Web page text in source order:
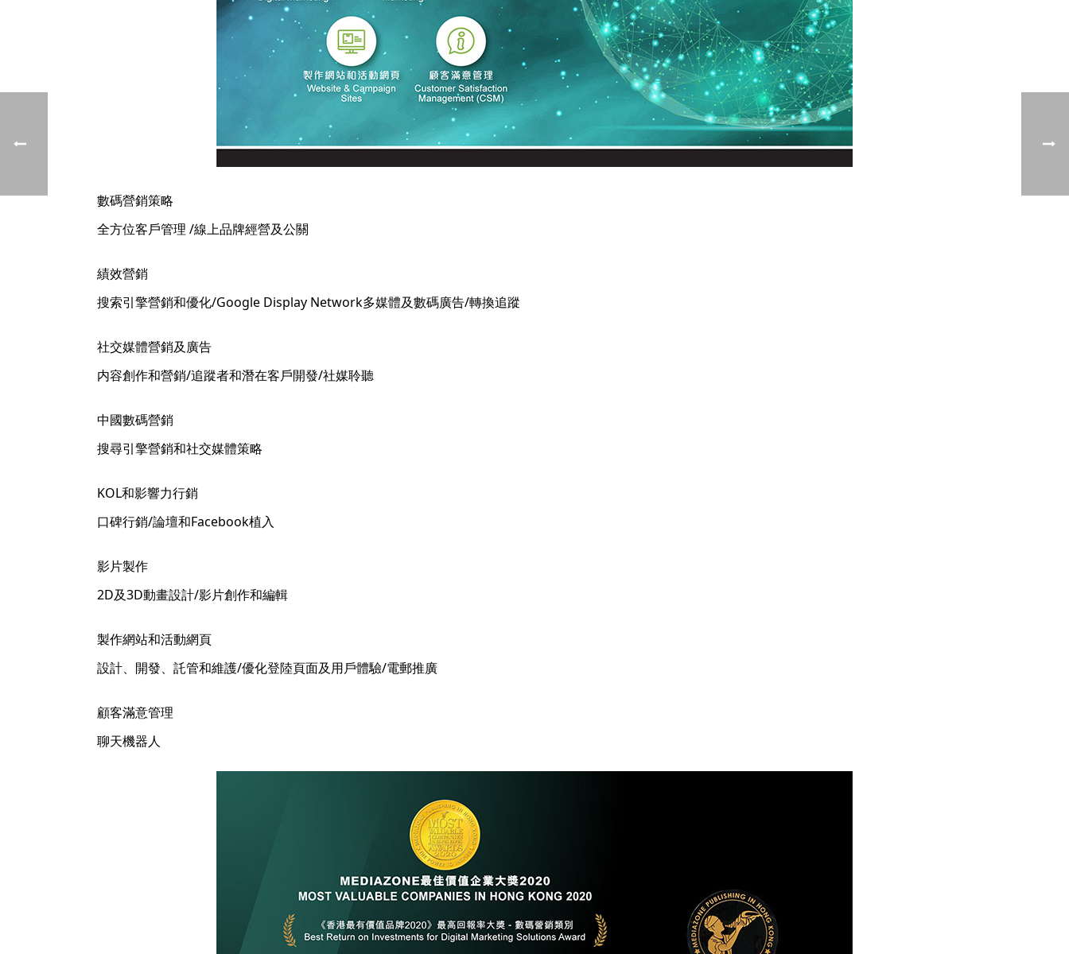
數碼營銷策略
全方位客戶管理 /線上品牌經營及公關
績效營銷
搜索引擎營銷和優化/Google Display Network多媒體及數碼廣告/轉換追蹤
社交媒體營銷及廣告
内容創作和營銷/追蹤者和潛在客戶開發/社媒聆聽
中國數碼營銷
搜尋引擎營銷和社交媒體策略
KOL和影響力行銷
口碑行銷/論壇和Facebook植入
影片製作
2D及3D動畫設計/影片創作和編輯
製作網站和活動網頁
設計、開發、託管和維護/優化登陸頁面及用戶體驗/電郵推廣
顧客滿意管理
聊天機器人